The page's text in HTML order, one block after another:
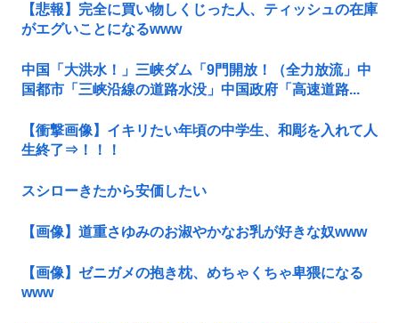
【悲報】完全に買い物しくじった人、ティッシュの在庫
がエグいことになるwww
中国「大洪水！」三峡ダム「9門開放！（全力放流」中
国都市「三峡沿線の道路水没」中国政府「高速道路...
【衝撃画像】イキリたい年頃の中学生、和彫を入れて人
生終了⇒！！！
スシローきたから安価したい
【画像】道重さゆみのお淑やかなお乳が好きな奴www
【画像】ゼニガメの抱き枕、めちゃくちゃ卑猥になる
www